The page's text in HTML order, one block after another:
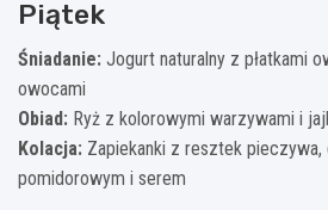
Piątek
Śniadanie: Jogurt naturalny z płatkami
owocami
Obiad: Ryż z kolorowymi warzywami i
Kolacja: Zapiekanki z resztek
pomidorowym i serem